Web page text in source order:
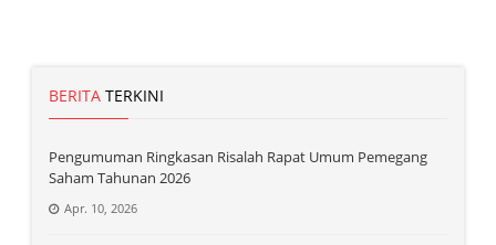
BERITA TERKINI
Pengumuman Ringkasan Risalah Rapat Umum Pemegang
Saham Tahunan 2026
Apr. 10, 2026